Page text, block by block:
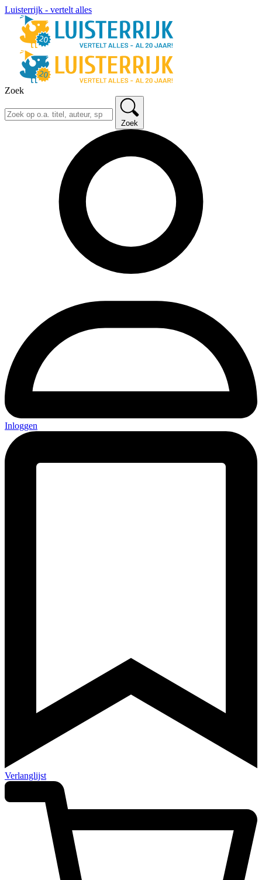
Luisterrijk - vertelt alles
Zoek
Zoek
Inloggen
Verlanglijst